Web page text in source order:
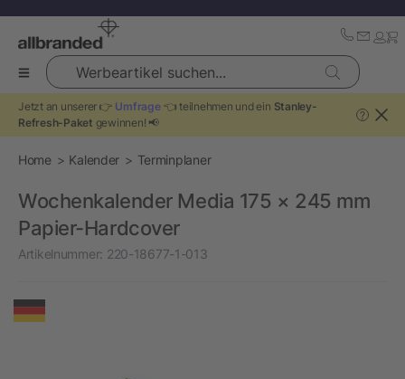
Werbeartikel suchen...
Jetzt an unserer 👉 Umfrage👈 teilnehmen und ein Stanley-
Refresh-Paket gewinnen! 📢
?
Home Kalender Terminplaner
Wochenkalender Media 175 × 245 mm
Papier-Hardcover
Artikelnummer: 220-18677-1-013